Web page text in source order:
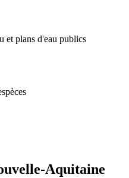
et plans d'eau publics
Aquitaine